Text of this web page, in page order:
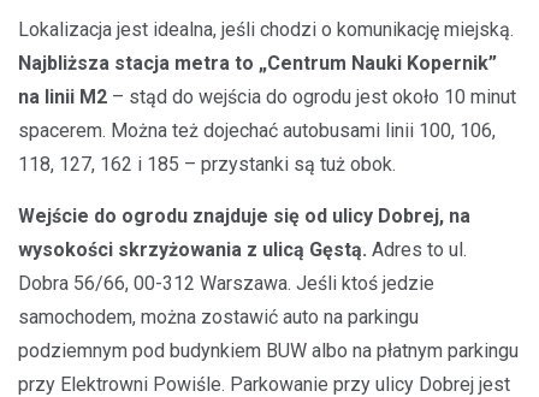
Lokalizacja jest idealna, jeśli chodzi o komunikację miejską.
Najbliższa stacja metra to „Centrum Nauki Kopernik”
na linii M2 – stąd do wejścia do ogrodu jest około 10 minut
spacerem. Można też dojechać autobusami linii 100, 106,
118, 127, 162 i 185 – przystanki są tuż obok.
Wejście do ogrodu znajduje się od ulicy Dobrej, na
wysokości skrzyżowania z ulicą Gęstą. Adres to ul.
Dobra 56/66, 00-312 Warszawa. Jeśli ktoś jedzie
samochodem, można zostawić auto na parkingu
podziemnym pod budynkiem BUW albo na płatnym parkingu
przy Elektrowni Powiśle. Parkowanie przy ulicy Dobrej jest